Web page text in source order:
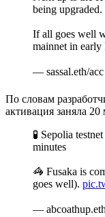
being upgraded.
If all goes well
mainnet in early
— sassal.eth/
По словам
активация заняла 20
🧪 Sepolia
minutes
🦓 Fusaka is
goes well).
—